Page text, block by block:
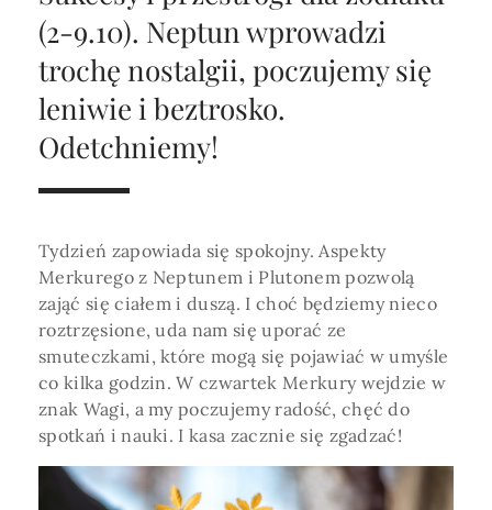
Horoskop Roczny 2026
Horoskop Miłosny
Horoskop Dziecięcy
Horoskop Biznesowy
Horoskop Zdrowotny
Horoskop Numerologiczny na 2026
Horoskop Ziołowy
Horoskop Chiński 2026
Horoskop Egipski
Horoskop Mongolski
Magia
Amulety i talizmany
ABC Kosmogramu
Niezwykły świat
Tarot3 karty
Magia imion
Sekshoroskop
Przepowiednia
TarotKrzyż Celtycki
medycznej ani finansowej.
KURSY
SKLEP
PROFIL
SZUKAJ
ZAPRASZAMY DO ŚLEDZENIA ASTROMAGII
(2-9.10). Neptun wprowadzi
trochę nostalgii, poczujemy się
leniwie i beztrosko.
Odetchniemy!
Tydzień zapowiada się spokojny. Aspekty
Merkurego z Neptunem i Plutonem pozwolą
zająć się ciałem i duszą. I choć będziemy nieco
roztrzęsione, uda nam się uporać ze
smuteczkami, które mogą się pojawiać w umyśle
co kilka godzin. W czwartek Merkury wejdzie w
znak Wagi, a my poczujemy radość, chęć do
spotkań i nauki. I kasa zacznie się zgadzać!